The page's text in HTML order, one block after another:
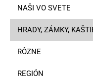
NAŠI VO SVETE
HRADY, ZÁMKY,
RÔZNE
REGIÓN